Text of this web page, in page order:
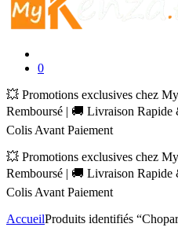
0
💥 Promotions exclusives chez
Remboursé | 🚚 Livraison
Colis Avant Paiement
💥 Promotions exclusives chez
Remboursé | 🚚 Livraison
Colis Avant Paiement
AccueilProduits identifiés